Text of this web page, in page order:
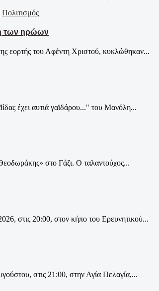
Πολιτισμός
των ηρώων
εορτής του Αφέντη Χριστού, κυκλώθηκαν...
έχει αυτιά γαϊδάρου..." του Μανόλη...
στο Γάζι. Ο ταλαντούχος...
στις 20:00, στον κήπο του Ερευνητικού...
στις 21:00, στην Αγία Πελαγία,...